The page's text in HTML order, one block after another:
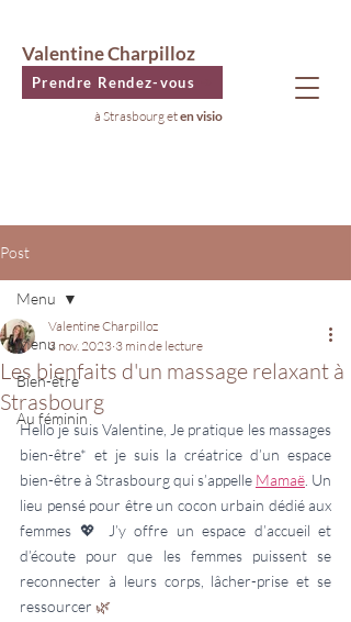
Valentine Charpilloz
Prendre Rendez-vous
à Strasbourg eten visio
Post
Menu
Bien-être
Au féminin
Menu
Les bienfaits d'un massage relaxant à
Strasbourg
Valentine Charpilloz
3 nov. 2023 3 min de lecture
Hello je suis Valentine, Je pratique les massages
bien-être* et je suis la créatrice d’un espace
bien-être à Strasbourg qui s’appelle Mamaë . Un
lieu pensé pour être un cocon urbain dédié aux
femmes 💖 J’y offre un espace d’accueil et
d’écoute pour que les femmes puissent se
reconnecter à leurs corps, lâcher-prise et se
ressourcer 🌿